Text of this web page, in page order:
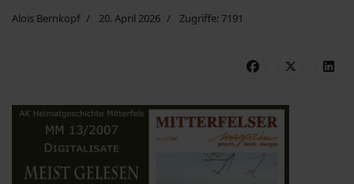
Alois Bernkopf 20. April 2026 Zugriffe: 7191